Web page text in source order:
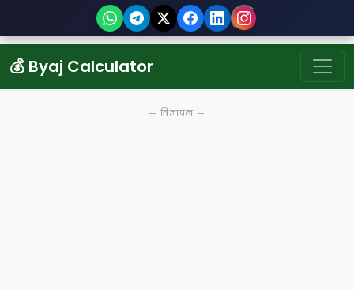
💰 Byaj Calculator
— विज्ञापन —